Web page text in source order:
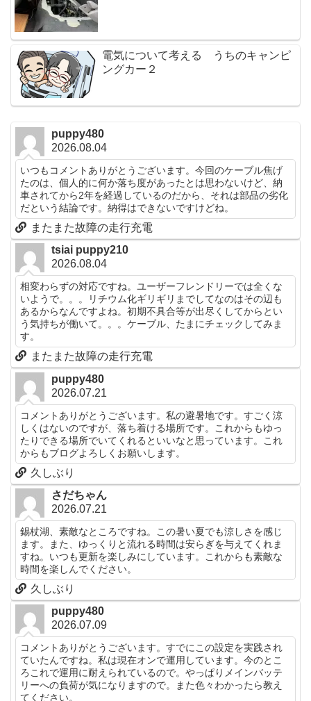
電気について考える うちのキャンピ
ングカー２
puppy480
2026.08.04
いつもコメントありがとうございます。今回のケーブル焦げ
たのは、個人的に何か落ち度があったとは思わないけど、納
車されてから2年を経過しているのだから、それは部品の劣化
だという結論です。納得はできないですけどね。
またまた故障の走行充電
tsiai puppy210
2026.08.04
相変わらずの対応ですね。ユーザーフレンドリーでは全くな
いようで。。。リチウム化ギリギリまでしてなのはその辺も
あるからなんですよね。初期不具合等が出尽くしてからとい
う気持ちが働いて。。。ケーブル、たまにチェックしてみま
す。
またまた故障の走行充電
puppy480
2026.07.21
コメントありがとうございます。私の避暑地です。すごく涼
しくはないのですが、落ち着ける場所です。これからもゆっ
たりできる場所でいてくれるといいなと思っています。これ
からもブログよろしくお願いします。
久しぶり
さだちゃん
2026.07.21
錫杖湖、素敵なところですね。この暑い夏でも涼しさを感じ
ます。また、ゆっくりと流れる時間は安らぎを与えてくれま
すね。いつも更新を楽しみにしています。これからも素敵な
時間を楽しんでください。
久しぶり
puppy480
2026.07.09
コメントありがとうございます。すでにこの設定を実践され
ていたんですね。私は現在オンで運用しています。今のとこ
ろこれで運用に耐えられているので。やっぱりメインバッテ
リーへの負荷が気になりますので。また色々わかったら教え
てください。